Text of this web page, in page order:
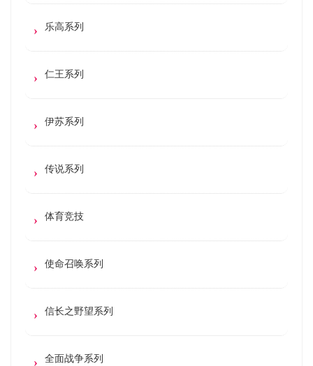
乐高系列
仁王系列
伊苏系列
传说系列
体育竞技
使命召唤系列
信长之野望系列
全面战争系列